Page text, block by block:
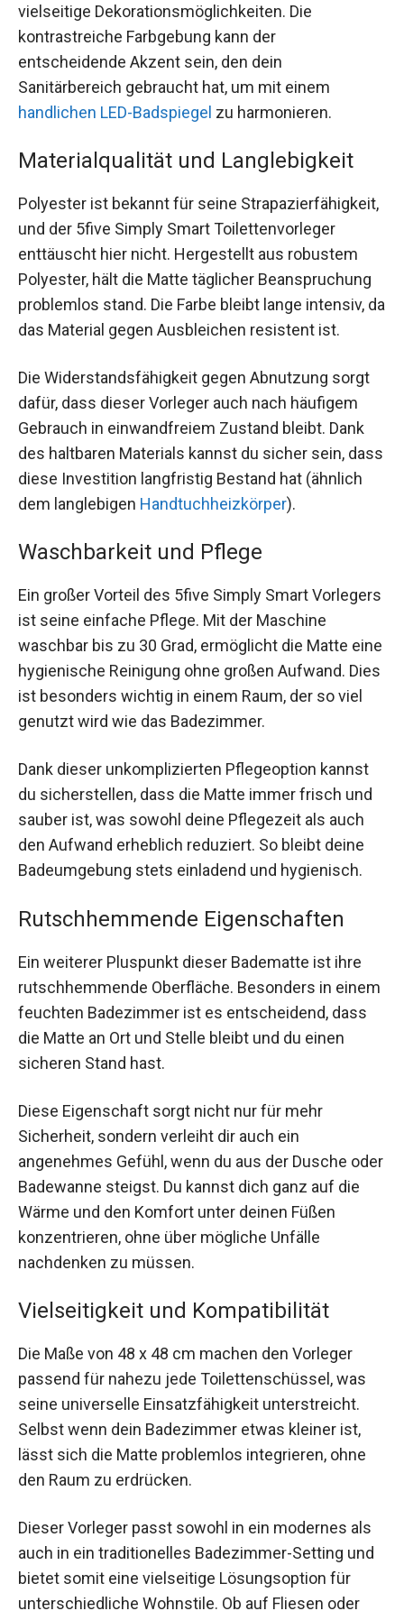
vielseitige Dekorationsmöglichkeiten. Die
kontrastreiche Farbgebung kann der
entscheidende Akzent sein, den dein
Sanitärbereich gebraucht hat, um mit einem
handlichen LED-Badspiegel zu harmonieren.
Materialqualität und Langlebigkeit
Polyester ist bekannt für seine Strapazierfähigkeit,
und der 5five Simply Smart Toilettenvorleger
enttäuscht hier nicht. Hergestellt aus robustem
Polyester, hält die Matte täglicher Beanspruchung
problemlos stand. Die Farbe bleibt lange intensiv, da
das Material gegen Ausbleichen resistent ist.
Die Widerstandsfähigkeit gegen Abnutzung sorgt
dafür, dass dieser Vorleger auch nach häufigem
Gebrauch in einwandfreiem Zustand bleibt. Dank
des haltbaren Materials kannst du sicher sein, dass
diese Investition langfristig Bestand hat (ähnlich
dem langlebigen Handtuchheizkörper).
Waschbarkeit und Pflege
Ein großer Vorteil des 5five Simply Smart Vorlegers
ist seine einfache Pflege. Mit der Maschine
waschbar bis zu 30 Grad, ermöglicht die Matte eine
hygienische Reinigung ohne großen Aufwand. Dies
ist besonders wichtig in einem Raum, der so viel
genutzt wird wie das Badezimmer.
Dank dieser unkomplizierten Pflegeoption kannst
du sicherstellen, dass die Matte immer frisch und
sauber ist, was sowohl deine Pflegezeit als auch
den Aufwand erheblich reduziert. So bleibt deine
Badeumgebung stets einladend und hygienisch.
Rutschhemmende Eigenschaften
Ein weiterer Pluspunkt dieser Badematte ist ihre
rutschhemmende Oberfläche. Besonders in einem
feuchten Badezimmer ist es entscheidend, dass
die Matte an Ort und Stelle bleibt und du einen
sicheren Stand hast.
Diese Eigenschaft sorgt nicht nur für mehr
Sicherheit, sondern verleiht dir auch ein
angenehmes Gefühl, wenn du aus der Dusche oder
Badewanne steigst. Du kannst dich ganz auf die
Wärme und den Komfort unter deinen Füßen
konzentrieren, ohne über mögliche Unfälle
nachdenken zu müssen.
Vielseitigkeit und Kompatibilität
Die Maße von 48 x 48 cm machen den Vorleger
passend für nahezu jede Toilettenschüssel, was
seine universelle Einsatzfähigkeit unterstreicht.
Selbst wenn dein Badezimmer etwas kleiner ist,
lässt sich die Matte problemlos integrieren, ohne
den Raum zu erdrücken.
Dieser Vorleger passt sowohl in ein modernes als
auch in ein traditionelles Badezimmer-Setting und
bietet somit eine vielseitige Lösungsoption für
unterschiedliche Wohnstile. Ob auf Fliesen oder